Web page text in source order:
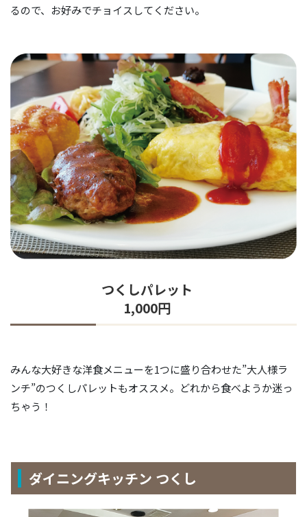
るので、お好みでチョイスしてください。
つくしパレット
1,000円
みんな大好きな洋食メニューを1つに盛り合わせた”大人様ラ
ンチ”のつくしパレットもオススメ。どれから食べようか迷っ
ちゃう！
ダイニングキッチン つくし